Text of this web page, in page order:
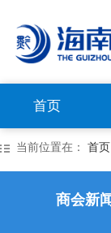
首页
当前位置在： 首页
商会新闻